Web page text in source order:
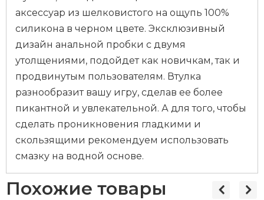
аксессуар из шелковистого на ощупь 100%
силикона в черном цвете. Эксклюзивный
дизайн анальной пробки с двумя
утолщениями, подойдет как новичкам, так и
продвинутым пользователям. Втулка
разнообразит вашу игру, сделав ее более
пикантной и увлекательной. А для того, чтобы
сделать проникновения гладкими и
скользящими рекомендуем использовать
смазку на водной основе.
Похожие товары